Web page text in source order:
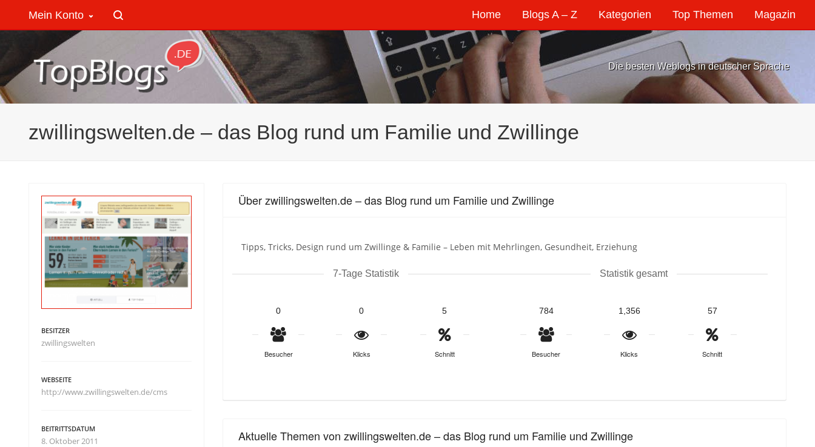
Home Blogs A – Z Kategorien Top Themen Magazin
Mein Konto
Die besten Weblogs in deutscher Sprache
zwillingswelten.de – das Blog rund um Familie und Zwillinge
Über zwillingswelten.de – das Blog rund um Familie und Zwillinge
Tipps, Tricks, Design rund um Zwillinge & Familie – Leben mit Mehrlingen, Gesundheit, Erziehung
7-Tage Statistik
0
Besucher
0
Klicks
5
Schnitt
Statistik gesamt
784
Besucher
1,356
Klicks
57
Schnitt
Aktuelle Themen von zwillingswelten.de – das Blog rund um Familie und Zwillinge
BESITZER
zwillingswelten
WEBSEITE
http://www.zwillingswelten.de/cms
BEITRITTSDATUM
8. Oktober 2011